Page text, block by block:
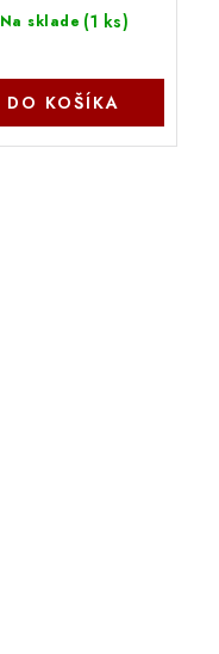
Na sklade (1 ks)
DO KOŠÍKA